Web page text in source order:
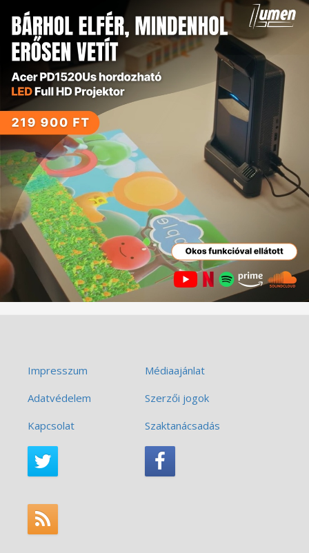
Impresszum
Médiaajánlat
Adatvédelem
Szerzői jogok
Kapcsolat
Szaktanácsadás